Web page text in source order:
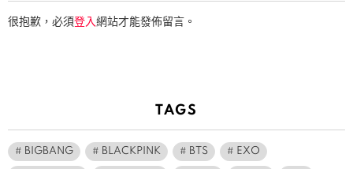
很抱歉，必須登入網站才能發佈留言。
TAGS
BIGBANG BLACKPINK BTS EXO